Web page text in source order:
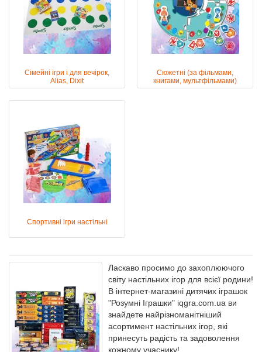
Сімейні ігри і для вечірок,
Alias, Dixit
Сюжетні (за фільмами,
книгами, мультфільмами)
Спортивні ігри настільні
Ласкаво просимо до захоплюючого
світу настільних ігор для всієї родини!
В інтернет-магазині дитячих іграшок
"Розумні Іграшки" iqgra.com.ua ви
знайдете найрізноманітніший
асортимент настільних ігор, які
принесуть радість та задоволення
кожному учаснику!